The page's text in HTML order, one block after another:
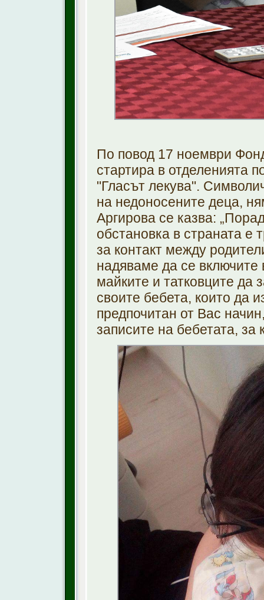
По повод 17 ноември
стартира в отделенията
"Гласът лекува".
на недоносените деца,
Аргирова се казва:
обстановка в страната e
за контакт между
надяваме да се включите
майките и татковците да
своите бебета, които да
предпочитан от Вас
записите на бебетата, за